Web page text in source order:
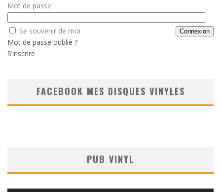
Mot de passe
Se souvenir de moi
Mot de passe oublié ?
S’inscrire
FACEBOOK MES DISQUES VINYLES
PUB VINYL